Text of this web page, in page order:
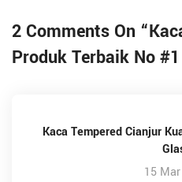
2 Comments On “
Produk Terbaik No
Kaca Tempered Cianjur
15